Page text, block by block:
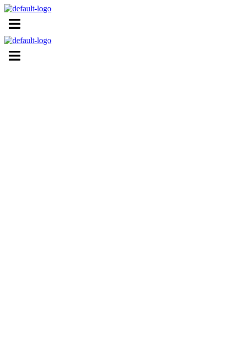
Menu
Menu